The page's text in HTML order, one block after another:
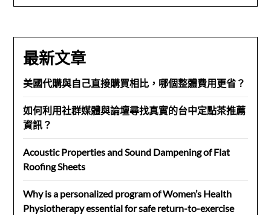
最新文章
美國代購與自己直接購買相比，哪個整體費用更省？
如何利用社群媒體與論壇尋找真實的台中定點茶推薦
資訊？
Acoustic Properties and Sound Dampening of Flat
Roofing Sheets
Why is a personalized program of Women’s Health
Physiotherapy essential for safe return-to-exercise